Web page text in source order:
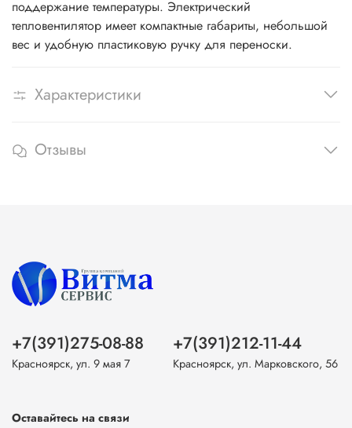
поддержание температуры. Электрический
тепловентилятор имеет компактные габариты, небольшой
вес и удобную пластиковую ручку для переноски.
Характеристики
Отзывы
+7(391)275-08-88
Красноярск, ул. 9 мая 7
+7(391)212-11-44
Красноярск, ул. Марковского, 56
Оставайтесь на связи